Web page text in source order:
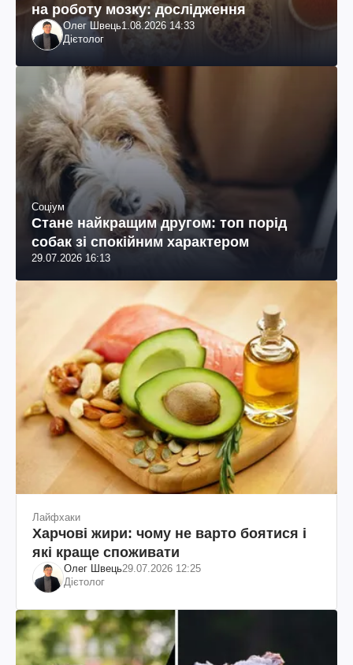
на роботу мозку: дослідження
Олег Швець1.08.2026 14:33
Дієтолог
Соціум
Стане найкращим другом: топ порід
собак зі спокійним характером
29.07.2026 16:13
Лайфхаки
Харчові жири: чому не варто боятися і
які краще споживати
Олег Швець29.07.2026 12:25
Дієтолог